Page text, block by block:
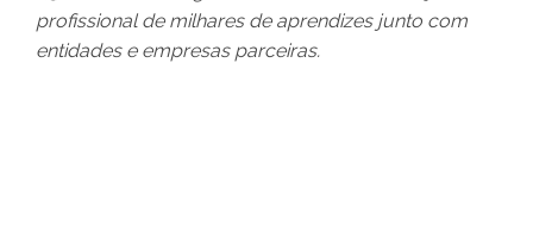
profissional de milhares de aprendizes junto com
entidades e empresas parceiras.